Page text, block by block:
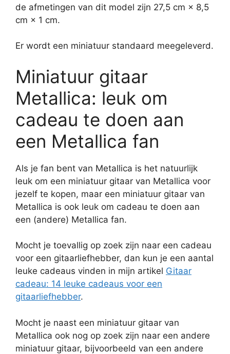
de afmetingen van dit model zijn 27,5 cm × 8,5
cm × 1 cm.
Er wordt een miniatuur standaard meegeleverd.
Miniatuur gitaar
Metallica: leuk om
cadeau te doen aan
een Metallica fan
Als je fan bent van Metallica is het natuurlijk
leuk om een miniatuur gitaar van Metallica voor
jezelf te kopen, maar een miniatuur gitaar van
Metallica is ook leuk om cadeau te doen aan
een (andere) Metallica fan.
Mocht je toevallig op zoek zijn naar een cadeau
voor een gitaarliefhebber, dan kun je een aantal
leuke cadeaus vinden in mijn artikel Gitaar
cadeau: 14 leuke cadeaus voor een
gitaarliefhebber.
Mocht je naast een miniatuur gitaar van
Metallica ook nog op zoek zijn naar een andere
miniatuur gitaar, bijvoorbeeld van een andere